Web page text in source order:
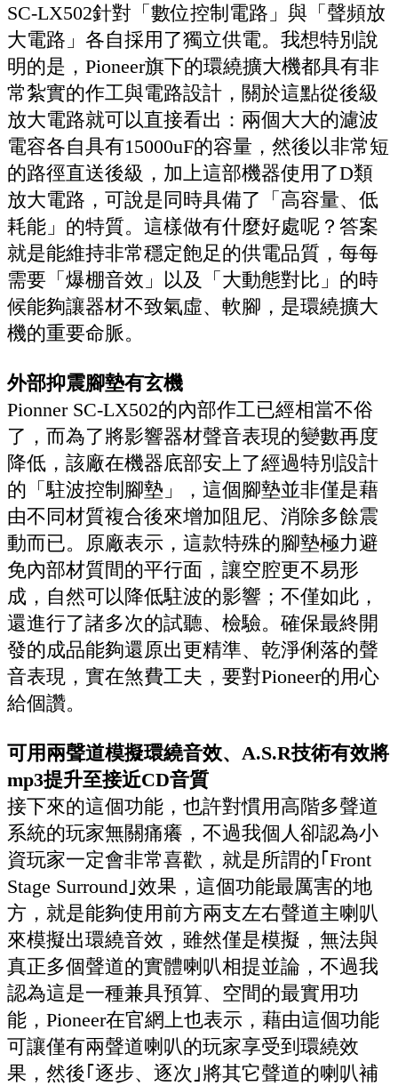
SC-LX502針對「數位控制電路」與「聲頻放
大電路」各自採用了獨立供電。我想特別說
明的是，Pioneer旗下的環繞擴大機都具有非
常紮實的作工與電路設計，關於這點從後級
放大電路就可以直接看出：兩個大大的濾波
電容各自具有15000uF的容量，然後以非常短
的路徑直送後級，加上這部機器使用了D類
放大電路，可說是同時具備了「高容量、低
耗能」的特質。這樣做有什麼好處呢？答案
就是能維持非常穩定飽足的供電品質，每每
需要「爆棚音效」以及「大動態對比」的時
候能夠讓器材不致氣虛、軟腳，是環繞擴大
機的重要命脈。
外部抑震腳墊有玄機
Pionner SC-LX502的內部作工已經相當不俗
了，而為了將影響器材聲音表現的變數再度
降低，該廠在機器底部安上了經過特別設計
的「駐波控制腳墊」，這個腳墊並非僅是藉
由不同材質複合後來增加阻尼、消除多餘震
動而已。原廠表示，這款特殊的腳墊極力避
免內部材質間的平行面，讓空腔更不易形
成，自然可以降低駐波的影響；不僅如此，
還進行了諸多次的試聽、檢驗。確保最終開
發的成品能夠還原出更精準、乾淨俐落的聲
音表現，實在煞費工夫，要對Pioneer的用心
給個讚。
可用兩聲道模擬環繞音效、A.S.R技術有效將
mp3提升至接近CD音質
接下來的這個功能，也許對慣用高階多聲道
系統的玩家無關痛癢，不過我個人卻認為小
資玩家一定會非常喜歡，就是所謂的｢Front
Stage Surround｣效果，這個功能最厲害的地
方，就是能夠使用前方兩支左右聲道主喇叭
來模擬出環繞音效，雖然僅是模擬，無法與
真正多個聲道的實體喇叭相提並論，不過我
認為這是一種兼具預算、空間的最實用功
能，Pioneer在官網上也表示，藉由這個功能
可讓僅有兩聲道喇叭的玩家享受到環繞效
果，然後｢逐步、逐次｣將其它聲道的喇叭補